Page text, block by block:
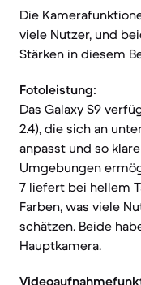
Die
viele Nutzer, und
Stärken in diesem
Fotoleistung:
Das Galaxy S9
2.4), die sich an
anpasst und so
Umgebungen
7 liefert bei hellem
Farben, was viele
schätzen. Beide
Hauptkamera.